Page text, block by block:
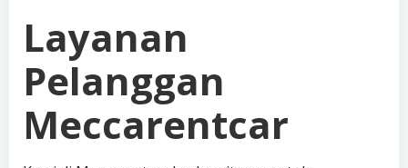
Layanan
Pelanggan
Meccarentcar